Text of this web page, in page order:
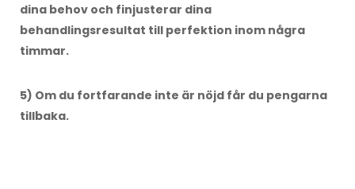
dina behov och finjusterar dina
behandlingsresultat till perfektion inom några
timmar.
5) Om du fortfarande inte är nöjd får du pengarna
tillbaka.